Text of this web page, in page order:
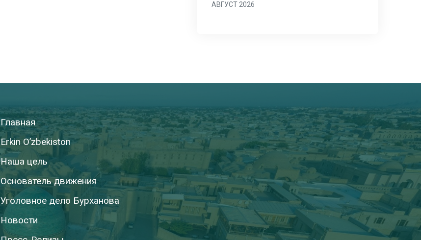
АВГУСТ 2026
Главная
Erkin O’zbekiston
Наша цель
Основатель движения
Уголовное дело Бурханова
Новости